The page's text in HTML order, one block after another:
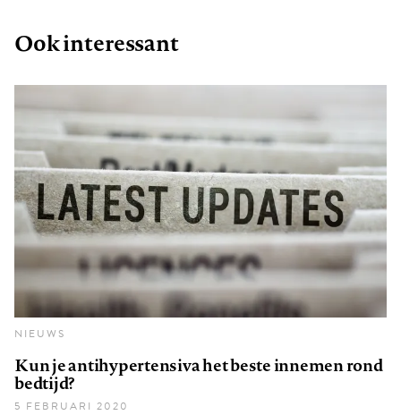
Ook interessant
NIEUWS
Kun je antihypertensiva het beste innemen rond
bedtijd?
5 FEBRUARI 2020